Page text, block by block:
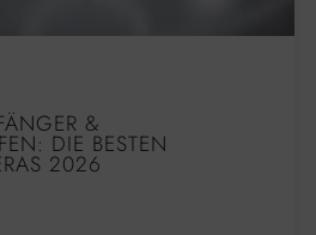
&
DIE BESTEN
2026